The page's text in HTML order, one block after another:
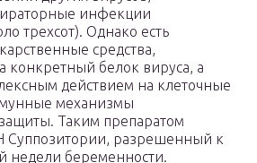
инфекции
трехсот). Однако есть
средства,
конкретный белок вируса, а
действием на клеточные
механизмы
Таким препаратом
Суппозитории, разрешенный к
недели беременности.